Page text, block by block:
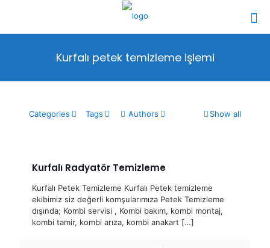
Kurfalı petek temizleme işlemi
Categories Tags Authors Show all
Kurfalı Radyatör Temizleme
Kurfalı Petek Temizleme Kurfalı Petek temizleme
ekibimiz siz değerli komşularımıza Petek Temizleme
dışında; Kombi servisi , Kombi bakım, kombi montaj,
kombi tamir, kombi arıza, kombi anakart […]